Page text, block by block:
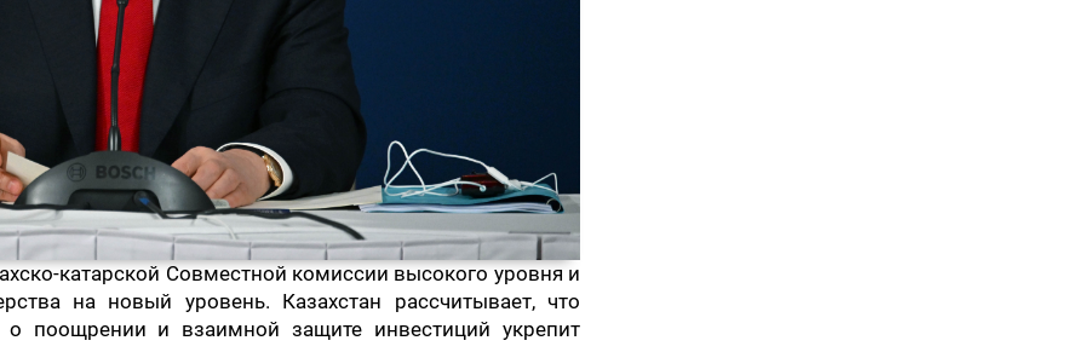
катарской Совместной комиссии высокого уровня и
на новый уровень. Казахстан рассчитывает, что
о поощрении и взаимной защите инвестиций укрепит